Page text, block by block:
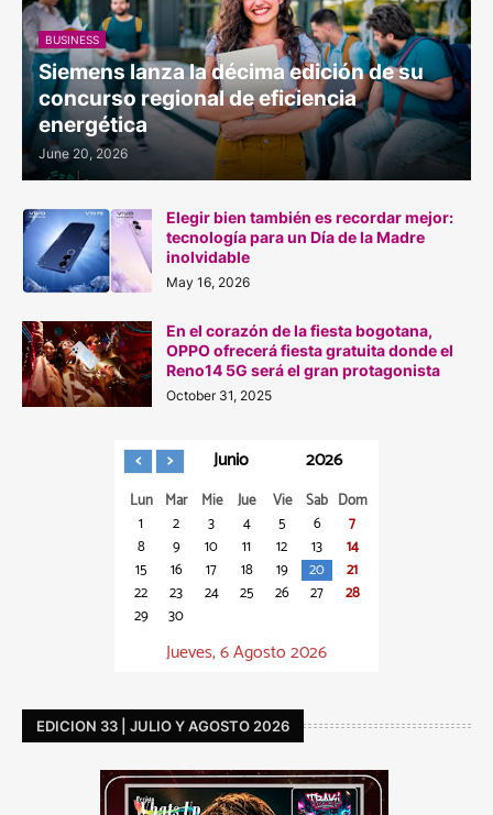
BUSINESS
Siemens lanza la décima edición de su
concurso regional de eficiencia
energética
June 20, 2026
Elegir bien también es recordar mejor:
tecnología para un Día de la Madre
inolvidable
May 16, 2026
En el corazón de la fiesta bogotana,
OPPO ofrecerá fiesta gratuita donde el
Reno14 5G será el gran protagonista
October 31, 2025
Junio 2026
Lun Mar Mie Jue Vie Sab Dom
1
2 3 4 5 6
7
8
9 10 11 12 13
14
15
16 17 18 19 20
21
22
23 24 25 26 27
28
29
30
Jueves, 6 Agosto 2026
EDICION 33 | JULIO Y AGOSTO 2026